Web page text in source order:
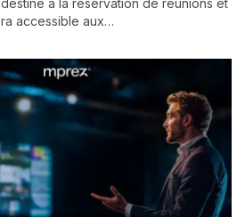
à la réservation de réunions et
accessible aux…